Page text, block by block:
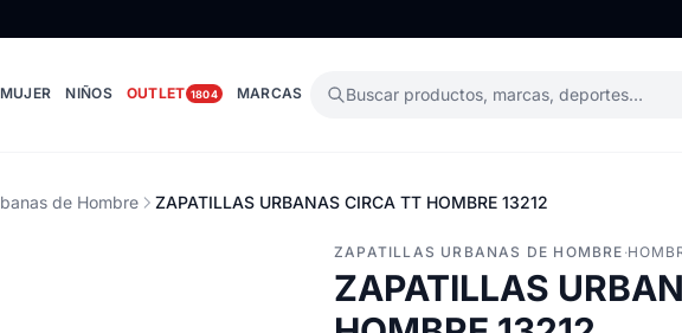
MUJER NIÑOS OUTLET 1804 MARCAS Buscar productos, marcas, deportes…
de Hombre ZAPATILLAS URBANAS CIRCA TT HOMBRE 13212
ZAPATILLAS URBANAS DE HOMBRE ·
ZAPATILLAS